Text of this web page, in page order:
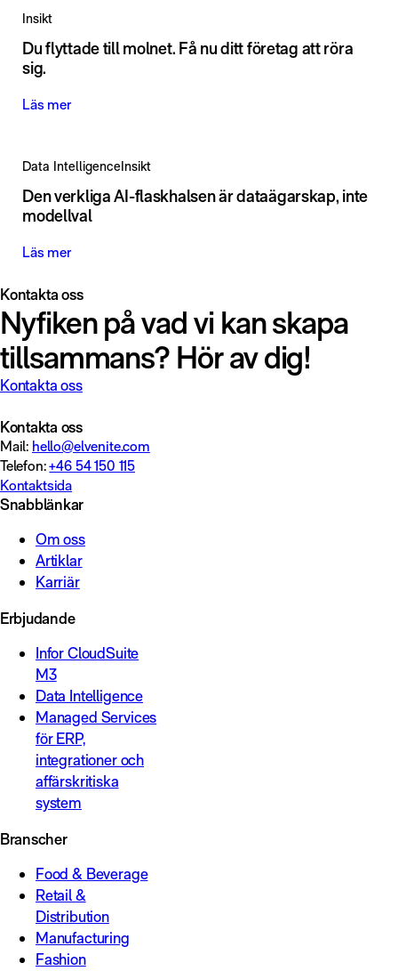
Insikt
Du flyttade till molnet. Få nu ditt företag att röra
sig.
Läs mer
Data IntelligenceInsikt
Den verkliga AI-flaskhalsen är dataägarskap, inte
modellval
Läs mer
Kontakta oss
Nyfiken på vad vi kan skapa
tillsammans? Hör av dig!
Kontakta oss
Kontakta oss
Mail: hello@elvenite.com
Telefon:+46 54 150 115
Kontaktsida
Snabblänkar
Om oss
Artiklar
Karriär
Erbjudande
Infor CloudSuite
M3
Data Intelligence
Managed Services
för ERP,
integrationer och
affärskritiska
system
Branscher
Food & Beverage
Retail &
Distribution
Manufacturing
Fashion